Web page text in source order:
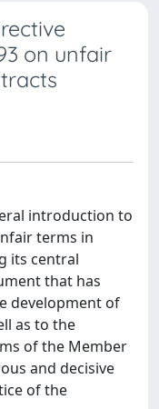
on unfair
introduction to
terms in
its central
that has
development of
as to the
of the Member
and decisive
of the